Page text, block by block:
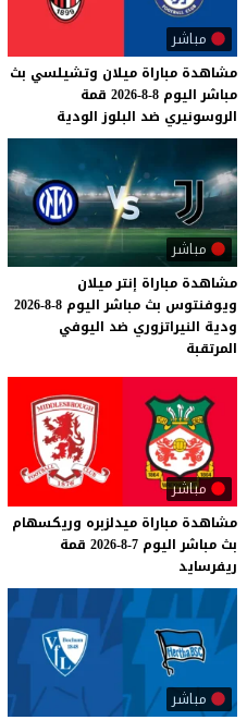
مباشر
مشاهدة مباراة ميلان وتشيلسي بث
مباشر اليوم 8-8-2026
قمة
الروسونيري ضد البلوز الودية
مباشر
مشاهدة مباراة إنتر ميلان
ويوفنتوس بث مباشر اليوم 8-8-2026
ودية النيراتزوري ضد اليوفي
المرتقبة
مباشر
مشاهدة مباراة ميدلزبره وريكسهام
بث مباشر اليوم 7-8-2026
قمة
ريفرسايد
مباشر